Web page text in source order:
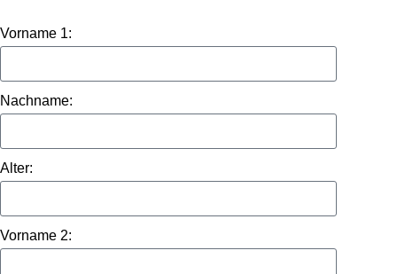
Vorname 1:
Nachname:
Alter:
Vorname 2: